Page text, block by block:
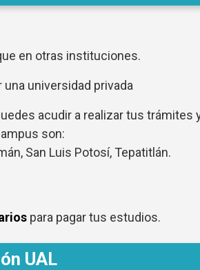
en otras instituciones.
una universidad privada
acudir a realizar tus trámites
son:
San Luis Potosí, Tepatitlán.
para pagar tus estudios.
UAL